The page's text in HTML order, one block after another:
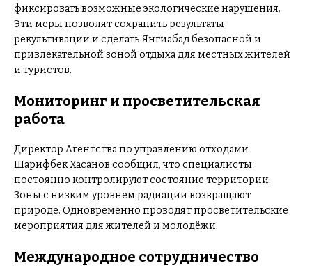
фиксировать возможные экологические нарушения.
Эти меры позволят сохранить результаты
рекультивации и сделать Янгиабад безопасной и
привлекательной зоной отдыха для местных жителей
и туристов.
Мониторинг и просветительская
работа
Директор Агентства по управлению отходами
Шарифбек Хасанов сообщил, что специалисты
постоянно контролируют состояние территории.
Зоны с низким уровнем радиации возвращают
природе. Одновременно проводят просветительские
мероприятия для жителей и молодёжи.
Международное сотрудничество